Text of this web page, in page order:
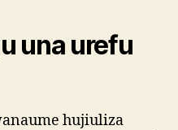
una urefu
hujiuliza